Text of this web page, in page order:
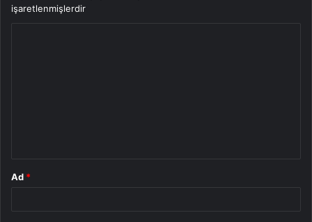
işaretlenmişlerdir
Ad *